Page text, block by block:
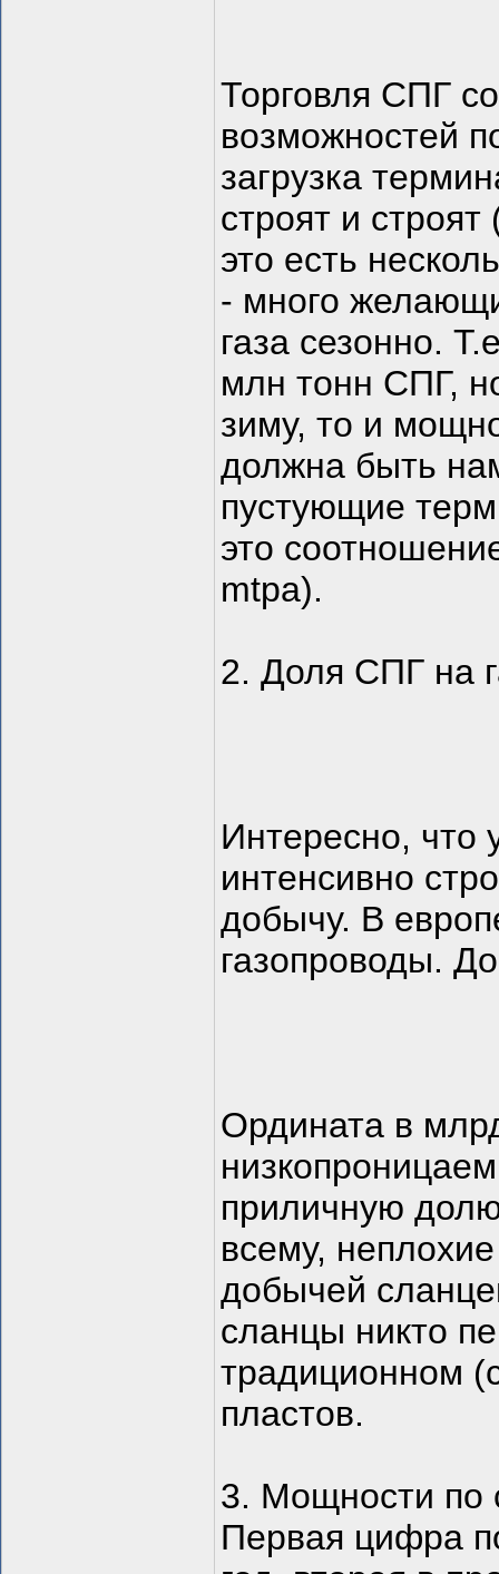
Торговля СПГ
возможностей
загрузка
строят и
это есть
- много
газа сезонно.
млн тонн СПГ,
зиму, то и
должна быть
пустующие
это
mtpa).
2. Доля СПГ на
Интересно, что
интенсивно
добычу. В
газопроводы.
Ордината в
приличную
всему,
добычей
сланцы никто
традиционном
пластов.
3. Мощности по
Первая цифра